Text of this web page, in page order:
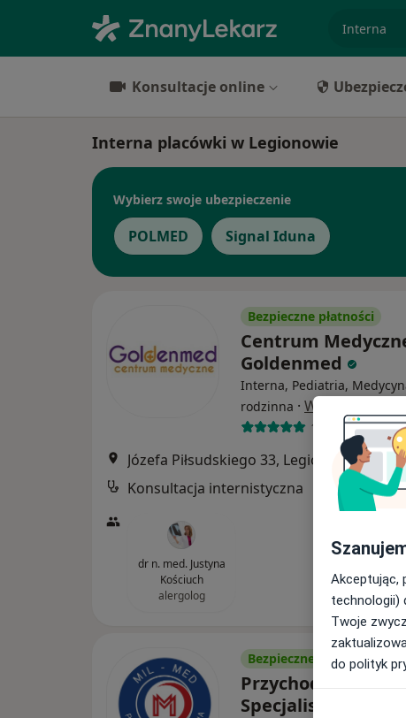
Konsultacje online
Interna placówki w Legionowie
Wybierz swoje ubezpieczenie
POLMED Signal Iduna
Bezpieczne płatności
Centrum
Goldenmed
Interna, Pediatria,
rodzinna · Więcej
187 opinii
Józefa Piłsudskiego 33, Legionowo•
Konsultacja internistyczna
dr n. med. Justyna
Kościuch
alergolog
Bezpieczne płatności
Przychodnia
Specjalistyczna
Akceptując,
technologii)
Twoje
do polityk